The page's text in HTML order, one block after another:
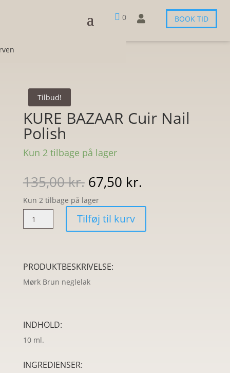
 0  BOOK TID
Tilbud!
KURE BAZAAR Cuir Nail
Polish
Kun 2 tilbage på lager
135,00kr. Den
oprindelige
pris
var:
135,00 kr..
67,50 kr.
pris
67,50 kr..
Kun 2 tilbage på lager
KURE
BAZAAR
Polish
Tilføj til kurv
PRODUKTBESKRIVELSE:
Mørk Brun neglelak
INDHOLD:
10 ml.
INGREDIENSER: